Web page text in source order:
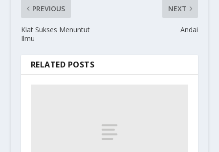
PREVIOUS
Kiat Sukses Menuntut
Ilmu
NEXT
Andai
RELATED POSTS